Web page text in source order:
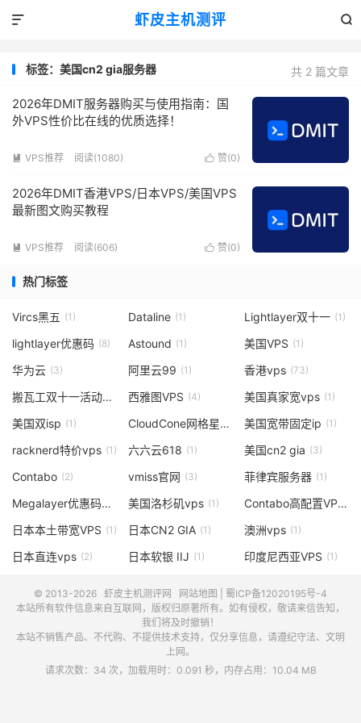
虾皮主机测评 

共 2 篇文章
标签：美国cn2 gia服务器
2026年DMIT服务器购买与使用指南：国
外VPS性价比在线的优质选择！
 赞(0)
 VPS推荐 阅读(1080)
2026年DMIT香港VPS/日本VPS/美国VPS
最新图文购买教程
 赞(0)
 VPS推荐 阅读(606)
热门标签
Vircs黑五 (1) Dataline (1) Lightlayer双十一 (1)
lightlayer优惠码 (8) Astound (1) 美国VPS (1)
华为云 (3) 阿里云99 (1) 香港vps (73)
搬瓦工双十一活动
(1) 西雅图VPS (4) 美国真家宽vps (1)
美国双isp (1) CloudCone网格星期一 (1)
美国宽带固定ip (1)
racknerd特价vps (1) 六六云618 (1) 美国cn2 gia (3)
Contabo (2) vmiss官网 (3) 菲律宾服务器 (1)
Megalayer优惠码(3) 美国洛杉矶vps (1) Contabo高配置VPS
日本本土带宽VPS (1) 日本CN2 GIA (1) 澳洲vps (1)
日本直连vps (2) 日本软银 IIJ (1) 印度尼西亚VPS (1)
© 2013-2026 虾皮主机测评网 网站地图
蜀ICP备12020195号-4
本站所有软件信息来自互联网，版权归原著所有。如有侵权，敬请来信告知，
我们将及时撤销！
本站不销售产品、不代购、不提供技术支持，仅分享信息，请遵纪守法、文明
上网。
请求次数：34 次，加载用时：0.091 秒，内存占用：10.04 MB